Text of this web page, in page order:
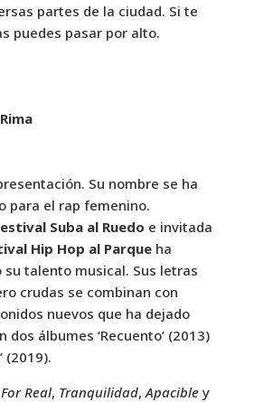
partes de la ciudad. Si te
puedes pasar por alto.
Su nombre se ha
para el rap femenino.
Suba al Ruedo e invitada
Hip Hop al Parqueha
su talento musical. Sus letras
crudas se combinan con
nuevos que ha dejado
álbumes ‘Recuento’ (2013)
(2019).
For Real, Tranquilidad,Apacibley